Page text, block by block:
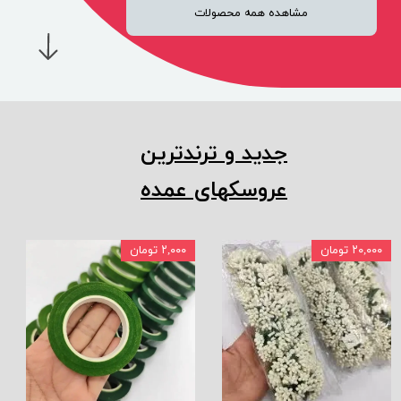
مشاهده همه محصولات
۲۰,۰۰۰ تومان ۲,۰۰۰ تومان
جدید و ترندترین
عروسکهای عمده